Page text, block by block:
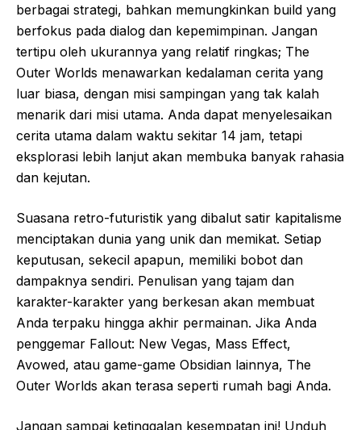
berbagai strategi, bahkan memungkinkan build yang
berfokus pada dialog dan kepemimpinan. Jangan
tertipu oleh ukurannya yang relatif ringkas; The
Outer Worlds menawarkan kedalaman cerita yang
luar biasa, dengan misi sampingan yang tak kalah
menarik dari misi utama. Anda dapat menyelesaikan
cerita utama dalam waktu sekitar 14 jam, tetapi
eksplorasi lebih lanjut akan membuka banyak rahasia
dan kejutan.
Suasana retro-futuristik yang dibalut satir kapitalisme
menciptakan dunia yang unik dan memikat. Setiap
keputusan, sekecil apapun, memiliki bobot dan
dampaknya sendiri. Penulisan yang tajam dan
karakter-karakter yang berkesan akan membuat
Anda terpaku hingga akhir permainan. Jika Anda
penggemar Fallout: New Vegas, Mass Effect,
Avowed, atau game-game Obsidian lainnya, The
Outer Worlds akan terasa seperti rumah bagi Anda.
Jangan sampai ketinggalan kesempatan ini! Unduh